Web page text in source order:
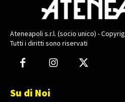
Ateneapoli s.r.l. (socio unico) -
Tutti i diritti sono riservati
Su di Noi